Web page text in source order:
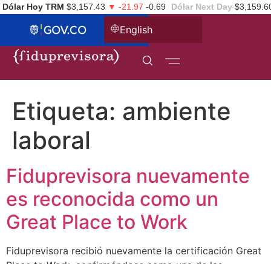
Dólar Hoy TRM $3,157.43 ▼ -21.97 -0.69 Dólar Next Day
English
Etiqueta: ambiente
laboral
Fiduprevisora nuevamente
es reconocida como un
Great Place to Work
Fiduprevisora recibió nuevamente la certificación Great